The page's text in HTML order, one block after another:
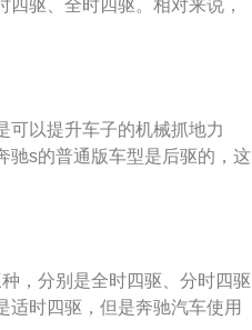
离合变速箱的一套离合器是
a45amg的前悬架使用了麦
就会提升。a45amg的性能
这款车感兴趣，可以去试驾
驱、全时四驱。相对来说，
会配备适时四驱。硬派越野
时间所有轮子全部独立运
差速器，这样四个轮子才不会
最新款是2019款，共有两款车
万元；2019款改款G500，
8缸涡轮增压发动机，匹配9
它也是目前为止世界上唯一
可以提升车子的机械抓地力
驰s的普通版车型是后驱的，这
了全时四驱系统，并且使用
。汽车上常见的四驱系统有
四驱系统。分时四驱系统一般
以让驾驶员切换模式的。分时
低速四驱模式，高速两驱模
，分别是全时四驱、分时四驱
适时四驱，但是奔驰汽车使用